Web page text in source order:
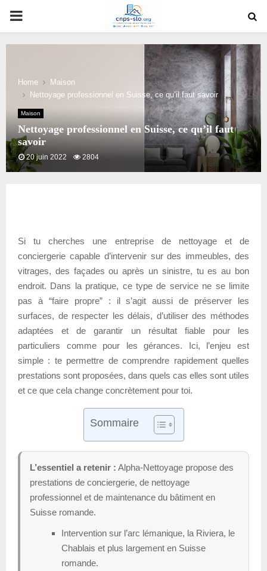
PRIMARY
MENU
Home
Maison
Nettoyage professionnel en Suisse, ce qu’il faut savoir
Maison
Nettoyage professionnel en Suisse, ce qu’il faut
savoir
20 juin 2022 2804
Si tu cherches une entreprise de nettoyage et de
conciergerie capable d’intervenir sur des immeubles, des
vitrages, des façades ou après un sinistre, tu es au bon
endroit. Dans la pratique, ce type de service ne se limite
pas à “faire propre” : il s’agit aussi de préserver les
surfaces, de respecter les délais, d’utiliser des méthodes
adaptées et de garantir un résultat fiable pour les
particuliers comme pour les gérances. Ici, l’enjeu est
simple : te permettre de comprendre rapidement quelles
prestations sont proposées, dans quels cas elles sont utiles
et ce que cela change concrètement pour toi.
Sommaire
L’essentiel a retenir : Alpha-Nettoyage propose des
prestations de conciergerie, de nettoyage
professionnel et de maintenance du bâtiment en
Suisse romande.
Intervention sur l’arc lémanique, la Riviera, le
Chablais et plus largement en Suisse
romande.